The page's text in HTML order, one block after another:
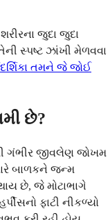
જુદા જુદા
સ્પષ્ટ ઝાંખી મેળવવા
તમને જે જોઈ
છે?
ગંભીર જીવલેણ જોખમ
બાળકને જન્મ
છે, જે મોટાભાગે
ફાટી નીકળ્યો